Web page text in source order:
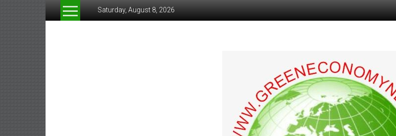
Saturday, August 8, 2026